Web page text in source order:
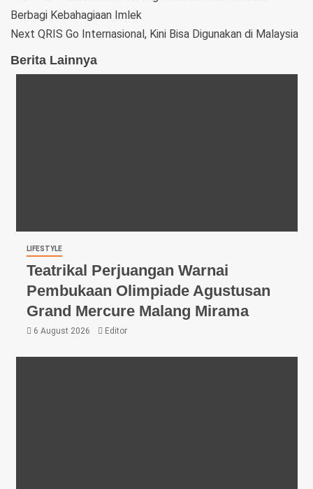
Berbagi Kebahagiaan Imlek
Next QRIS Go Internasional, Kini Bisa Digunakan di Malaysia
Berita Lainnya
LIFESTYLE
Teatrikal Perjuangan Warnai
Pembukaan Olimpiade Agustusan
Grand Mercure Malang Mirama
6 August 2026 Editor